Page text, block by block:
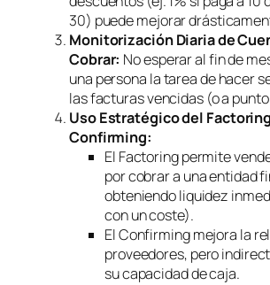
30) puede mejorar
Monitorización Diaria de
Cobrar: No esperar al fin de
una persona la tarea de hacer
las facturas vencidas (o a
Uso Estratégico del Factoring
Confirming:
El Factoringpermite
por cobrar a una entidad
obteniendo liquidez
con un coste).
ElConfirmingmejora la
proveedores, pero
su capacidad de caja.